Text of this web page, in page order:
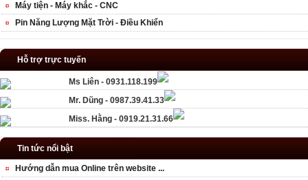
Máy tiện - Máy khắc - CNC
Pin Năng Lượng Mặt Trời - Điều Khiển
Hỗ trợ trực tuyến
Ms Liên - 0931.118.199
Mr. Dũng - 0987.39.41.33
Miss. Hằng - 0919.21.31.66
Tin tức nổi bật
Hướng dẫn mua Online trên website ...